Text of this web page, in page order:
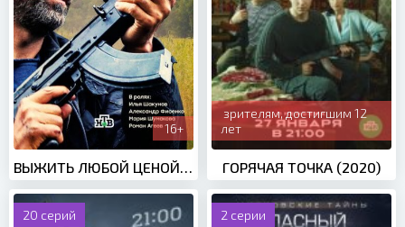
16+
зрителям, достигшим 12
лет
ГОРЯЧАЯ ТОЧКА (2020)
20 серий 2 серии